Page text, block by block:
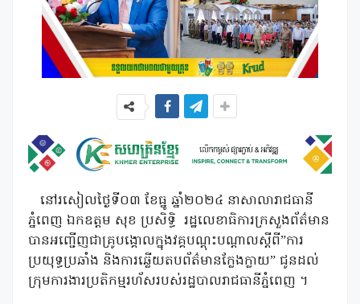
នៅរសៀលថ្ងៃទី០៣ ខែធ្នូ ឆ្នាំ២០២៤ នាសាលារាជធានី
ភ្នំពេញ ឯកឧត្ដម សុខ ប្រសិទ្ធិ រដ្ឋលេខាធិការក្រសួងព័ត៌មាន
បានអញ្ជើញជាគ្រូបង្គោលក្នុងវគ្គបណ្ដុះបណ្ដាលស្ដីពី”ការ
ប្រយុទ្ធប្រឆាំង និងការឆ្លើយតបព័ត៌មានក្លែងក្លាយ” ជូនដល់
ក្រុមការងារប្រតិកម្មរហ័សរបស់រដ្ឋបាលរាជធានីភ្នំពេញ ។